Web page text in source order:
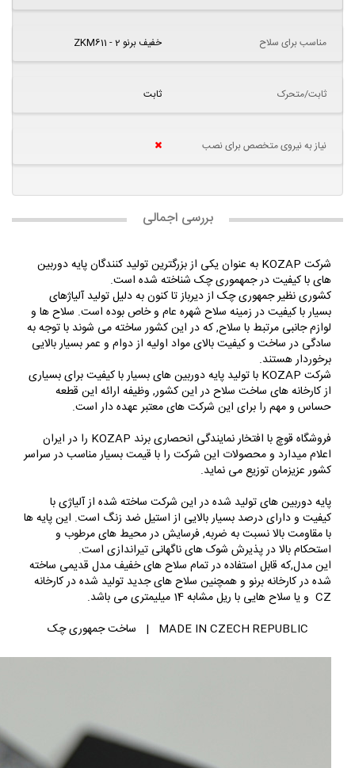
مناسب برای سلاح خفیف برنو 2 - ZKM611
ثابت/متحرک ثابت
نیاز به نیروی متخصص برای نصب
بررسی اجمالی
شرکت KOZAP به عنوان یکی از بزرگترین تولید کنندگان پایه دوربین
های با کیفیت در جمهموری چک شناخته شده است.
کشوری نظیر جمهوری چک از دیرباز تا کنون به دلیل تولید آلیاژهای
بسیار با کیفیت در زمینه سلاح شهره عام و خاص بوده است. سلاح ها و
لوازم جانبی مرتبط با سلاح, که در این کشور ساخته می شوند با توجه به
سادگی در ساخت و کیفیت بالای مواد اولیه از دوام و عمر بسیار بالایی
برخوردار هستند.
شرکت KOZAP با تولید پایه دوربین های بسیار با کیفیت برای بسیاری
از کارخانه های ساخت سلاح در این کشور, وظیفه ارائه این قطعه
حساس و مهم را برای این شرکت های معتبر عهده دار است.
فروشگاه قوچ با افتخار نمایندگی انحصاری برند KOZAP را در ایران
اعلام میدارد و محصولات این شرکت را با قیمت بسیار مناسب در سراسر
کشور عزیزمان توزیع می نماید.
پایه دوربین های تولید شده در این شرکت ساخته شده از آلیاژی با
کیفیت و دارای درصد بسیار بالایی از استیل ضد زنگ است. این پایه ها
با مقاومت بالا نسبت به ضربه, فرسایش در محیط های مرطوب و
استحکام بالا در پذیرش شوک های ناگهانی تیراندازی است.
این مدل,که قابل استفاده در تمام سلاح های خفیف مدل قدیمی ساخته
شده در کارخانه برنو و همچنین سلاح های جدید تولید شده در کارخانه
CZ و یا سلاح هایی با ریل مشابه 14 میلیمتری می باشد.
MADE IN CZECH REPUBLIC | ساخت جمهوری چک